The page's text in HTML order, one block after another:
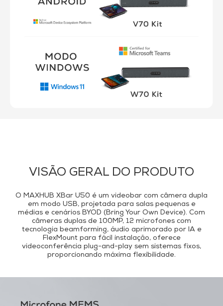
VISÃO GERAL DO PRODUTO
O MAXHUB XBar U50 é um videobar com câmera dupla
em modo USB, projetada para salas pequenas e
médias e cenários BYOD (Bring Your Own Device). Com
câmeras duplas de 100MP, 12 microfones com
tecnologia beamforming, áudio aprimorado por IA e
FlexMount para fácil instalação, oferece
videoconferência plug-and-play sem sistemas fixos,
proporcionando máxima flexibilidade.